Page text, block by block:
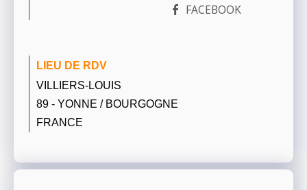
FACEBOOK
LIEU DE RDV
VILLIERS-LOUIS
89 - YONNE / BOURGOGNE
FRANCE